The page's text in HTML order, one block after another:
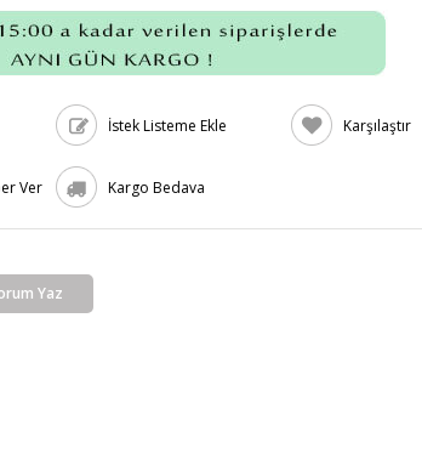
İstek Listeme Ekle Karşılaştır
Ver Kargo Bedava
Yaz